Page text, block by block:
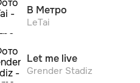
В Метро
LeTai
Let me live
Grender Stadiz